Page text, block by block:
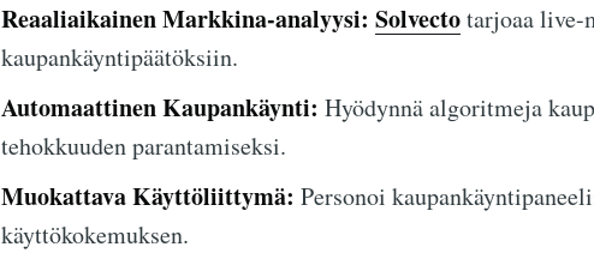
Reaaliaikainen Markkina-analyysi: Solvectotarjoaa live-
kaupankäyntipäätöksiin.
Automaattinen Kaupankäynti: Hyödynnä algoritmeja
tehokkuuden parantamiseksi.
Muokattava Käyttöliittymä: Personoi
käyttökokemuksen.